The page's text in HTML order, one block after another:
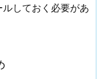
ルしておく必要があ